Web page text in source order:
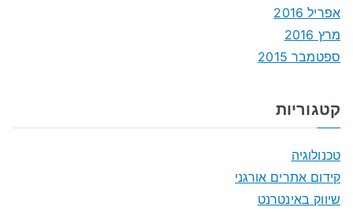
אפריל 2016
מרץ 2016
ספטמבר 2015
קטגוריות
טכנולוגיה
קידום אתרים אורגני
שיווק באינטרנט